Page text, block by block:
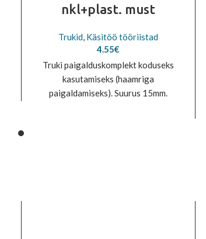
nkl+plast. must
Trukid, Käsitöö tööriistad
4.55€
Truki paigalduskomplekt koduseks
kasutamiseks (haamriga
paigaldamiseks). Suurus 15mm.